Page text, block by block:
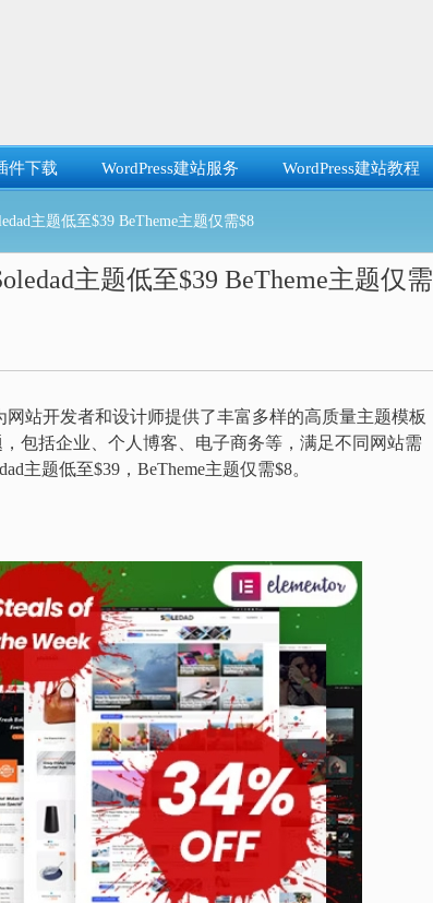
件下载 WordPress建站服务 WordPress建站教程
主题低至$39 BeTheme主题仅需$8
主题低至$39 BeTheme主题仅需
网站开发者和设计师提供了丰富多样的高质量主题模板
包括企业、个人博客、电子商务等，满足不同网站需
主题低至$39，BeTheme主题仅需$8。